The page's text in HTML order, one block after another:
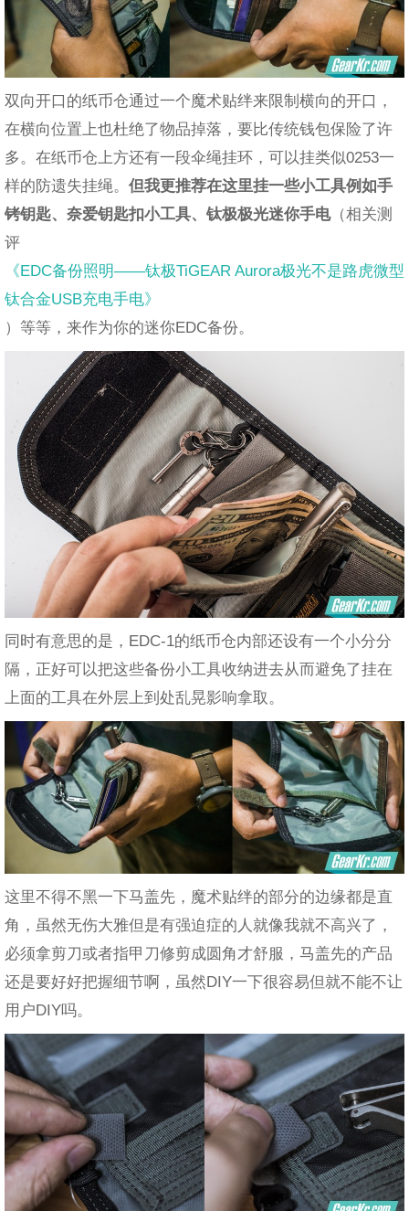
双向开口的纸币仓通过一个魔术贴绊来限制横向的开口，
在横向位置上也杜绝了物品掉落，要比传统钱包保险了许
多。在纸币仓上方还有一段伞绳挂环，可以挂类似0253一
样的防遗失挂绳。 但我更推荐在这里挂一些小工具例如手
铐钥匙、奈爱钥匙扣小工具、钛极极光迷你手电（相关测
评
《EDC备份照明——钛极TiGEAR Aurora极光不是路虎微型
钛合金USB充电手电》
）等等，来作为你的迷你EDC备份。
同时有意思的是，EDC-1的纸币仓内部还设有一个小分分
隔，正好可以把这些备份小工具收纳进去从而避免了挂在
上面的工具在外层上到处乱晃影响拿取。
这里不得不黑一下马盖先，魔术贴绊的部分的边缘都是直
角，虽然无伤大雅但是有强迫症的人就像我就不高兴了，
必须拿剪刀或者指甲刀修剪成圆角才舒服，马盖先的产品
还是要好好把握细节啊，虽然DIY一下很容易但就不能不让
用户DIY吗。